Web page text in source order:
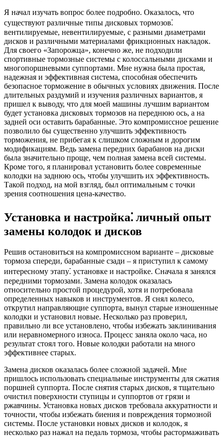
Я начал изучать вопрос более подробно. Оказалось, что
существуют различные типы дисковых тормозов⁚
вентилируемые, невентилируемые, с разными диаметрами
дисков и различными материалами фрикционных накладок.
Для своего «Запорожца», конечно же, не подходили
спортивные тормозные системы с колоссальными дисками и
многопоршневыми суппортами. Мне нужна была простая,
надежная и эффективная система, способная обеспечить
безопасное торможение в обычных условиях движения. После
длительных раздумий и изучения различных вариантов, я
пришел к выводу, что для моей машины лучшим вариантом
будет установка дисковых тормозов на переднюю ось, а на
задней оси оставить барабанные. Это компромиссное решение
позволило бы существенно улучшить эффективность
торможения, не прибегая к слишком сложным и дорогим
модификациям. Ведь замена передних барабанов на диски
была значительно проще, чем полная замена всей системы.
Кроме того, я планировал установить более современные
колодки на заднюю ось, чтобы улучшить их эффективность.
Такой подход, на мой взгляд, был оптимальным с точки
зрения соотношения цена-качество.
Установка и настройка⁚ личный опыт
замены колодок и дисков
Решив остановиться на компромиссном варианте – дисковые
тормоза спереди, барабанные сзади – я приступил к самому
интересному этапу⁚ установке и настройке. Сначала я занялся
передними тормозами. Замена колодок оказалась
относительно простой процедурой, хотя и потребовала
определенных навыков и инструментов. Я снял колесо,
открутил направляющие суппорта, вынул старые изношенные
колодки и установил новые. Несколько раз проверил,
правильно ли все установлено, чтобы избежать заклинивания
или неравномерного износа. Процесс заняла около часа, но
результат стоял того. Новые колодки работали на много
эффективнее старых.
Замена дисков оказалась более сложной задачей. Мне
пришлось использовать специальные инструменты для сжатия
поршней суппорта. После снятия старых дисков, я тщательно
очистил поверхности ступицы и суппортов от грязи и
ржавчины. Установка новых дисков требовала аккуратности и
точности, чтобы избежать биения и повреждения тормозной
системы. После установки новых дисков и колодок, я
несколько раз нажал на педаль тормоза, чтобы растормаживать